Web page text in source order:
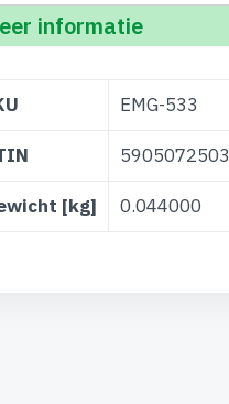
informatie
EMG-533
[kg] 0.044000